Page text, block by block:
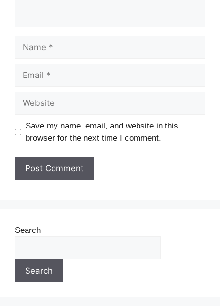
Save my name, email, and website in this
browser for the next time I comment.
Search
Search